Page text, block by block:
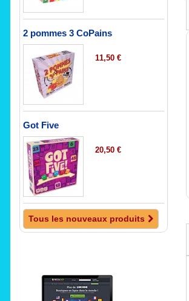
2 pommes 3 CoPains
11,50 €
Got Five
20,50 €
Tous les nouveaux produits